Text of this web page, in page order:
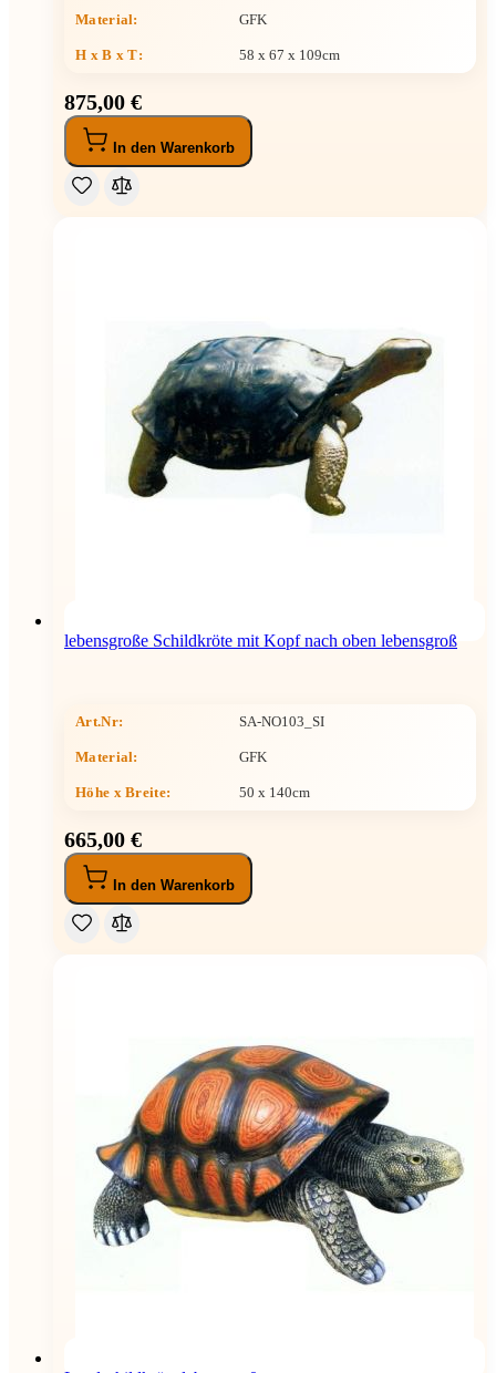
Material: GFK
H x B x T: 58 x 67 x 109cm
875,00 €
In den Warenkorb
lebensgroße Schildkröte mit Kopf nach oben lebensgroß
Art.Nr: SA-NO103_SI
Material: GFK
Höhe x Breite: 50 x 140cm
665,00 €
In den Warenkorb